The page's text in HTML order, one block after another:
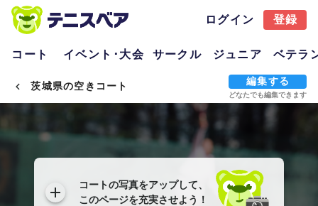
ログイン 登録
コート イベント･大会 サークル ジュニア ベテラ
茨城県の空きコート 編集する
どなたでも編集できます
コートの写真をアップして、
このページを充実させよう！